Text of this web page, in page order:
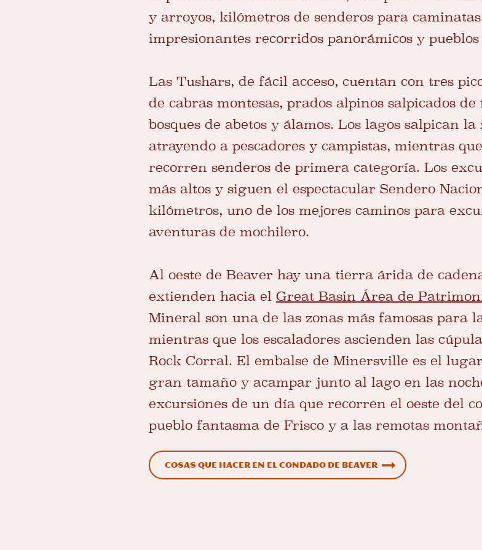
y arroyos, kilómetros de senderos para
impresionantes recorridos panorámicos y
Las Tushars, de fácil acceso, cuentan con tres
de cabras montesas, prados alpinos salpicados
bosques de abetos y álamos. Los lagos salpican
atrayendo a pescadores y campistas, mientras
recorren senderos de primera categoría. Los
más altos y siguen el espectacular Sendero
kilómetros, uno de los mejores caminos para
aventuras de mochilero.
Al oeste de Beaver hay una tierra árida de
extienden hacia el Great Basin Área de
Mineral son una de las zonas más famosas para
mientras que los escaladores ascienden las
Rock Corral. El embalse de Minersville es el
gran tamaño y acampar junto al lago en las
excursiones de un día que recorren el oeste del
pueblo fantasma de Frisco y a las remotas
Cosas que hacer en el condado de Beaver